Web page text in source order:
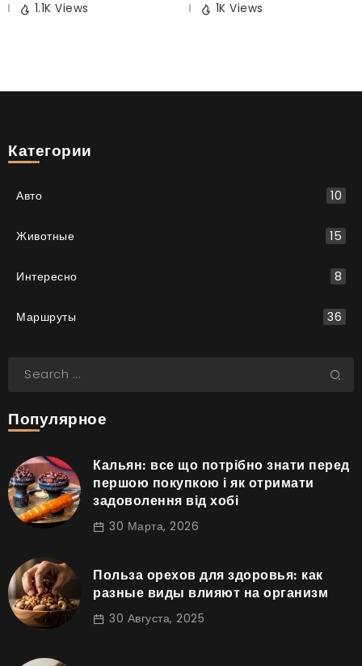
1.1K Views
1K Views
Категории
Авто 10
Животные 15
Интересно 8
Маршруты 36
Популярное
Кальян: все що потрібно знати перед
першою покупкою і як отримати
задоволення від хобі
30 Марта, 2026
Польза орехов для здоровья: как
разные виды влияют на организм
30 Августа, 2025